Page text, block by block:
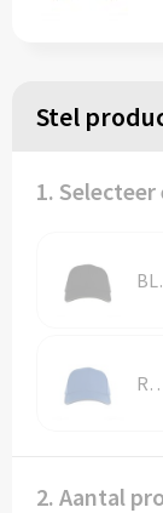
Stel
1.
2. Aantal